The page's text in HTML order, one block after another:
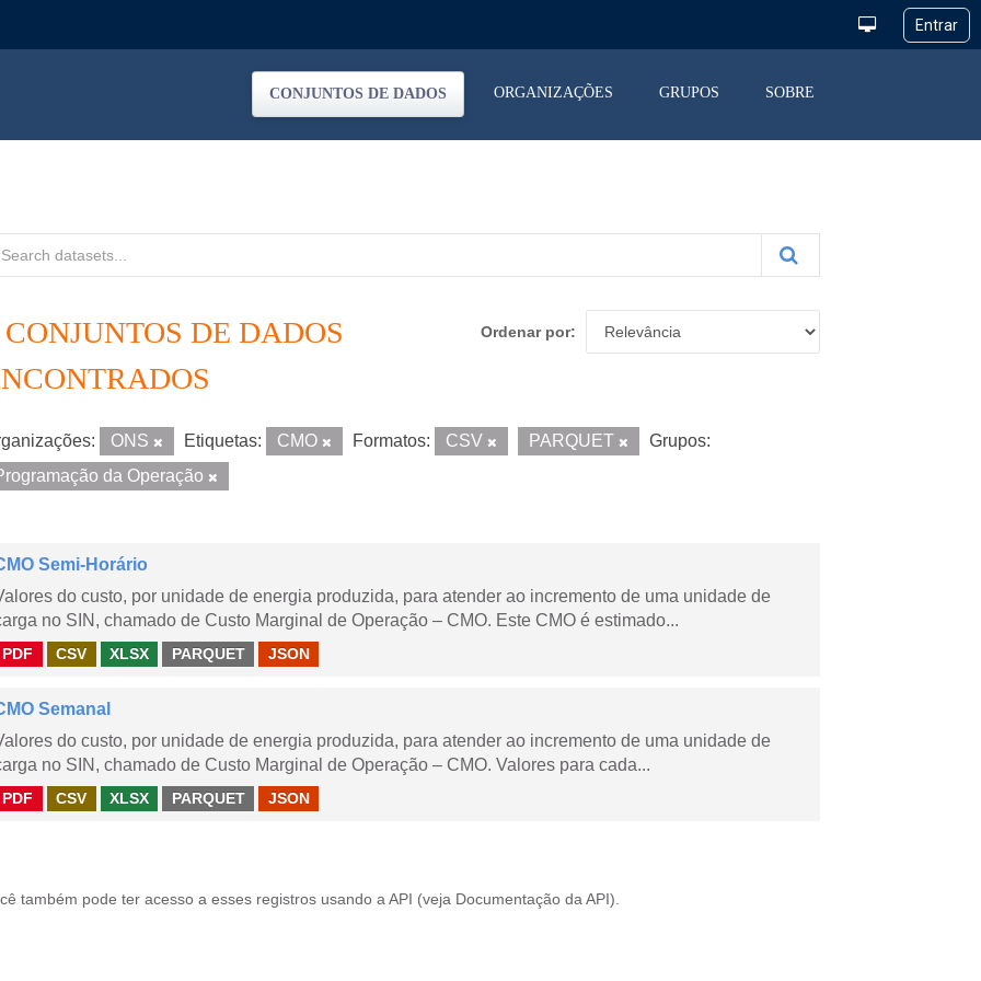
CONJUNTOS DE DADOS ORGANIZAÇÕES GRUPOS SOBRE
Ordenar por
CONJUNTOS DE DADOS
ONS Etiquetas: CMO Formatos: CSV PARQUET
Grupos:
da Operação
Semi-Horário
do custo, por unidade de energia produzida, para atender ao incremento de uma unidade de
no SIN, chamado de Custo Marginal de Operação – CMO. Este CMO é estimado...
PDF CSV XLSX PARQUET JSON
Semanal
do custo, por unidade de energia produzida, para atender ao incremento de uma unidade de
no SIN, chamado de Custo Marginal de Operação – CMO. Valores para cada...
PDF CSV XLSX PARQUET JSON
também pode ter acesso a esses registros usando a API (veja Documentação da API ).